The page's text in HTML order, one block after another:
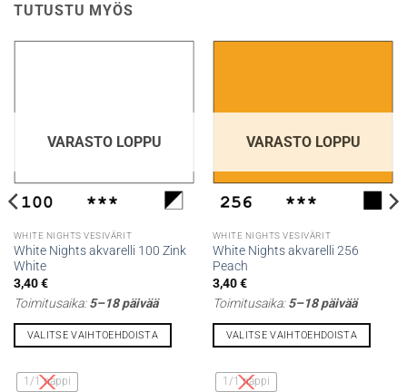
TUTUSTU MYÖS
VARASTO LOPPU
WHITE NIGHTS VESIVÄRIT
White Nights akvarelli 100 Zink
White
3,40€
Toimitusaika:5–18 päivää
VALITSE VAIHTOEHDOISTA
tuotteella
1/1 nappi
VARASTO LOPPU
WHITE NIGHTS VESIVÄRIT
White Nights akvarelli 256
Peach
3,40€
Toimitusaika:5–18 päivää
VALITSE VAIHTOEHDOISTA
tuotteella
1/1 nappi